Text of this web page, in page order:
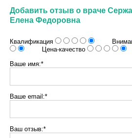
Добавить отзыв о враче
Елена Федоровна
Квалификация
Цена-качество
Ваше имя:*
Ваше email:*
Ваш отзыв:*